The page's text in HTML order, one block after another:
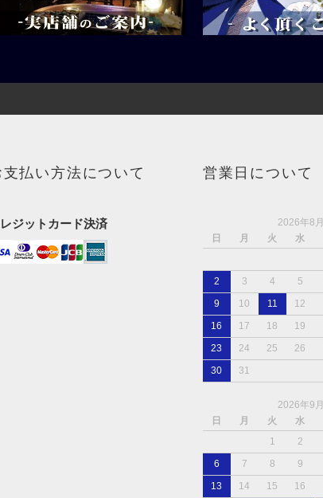
支払い方法について
ジットカード決済
営業日について
2026年8月
日
月 火 水
2
3 4 5
9
10 11 12
16
17 18 19
23
24 25 26
30
31
2026年9月
日
月 火 水
1
2
6
7 8 9
13
14 15 16